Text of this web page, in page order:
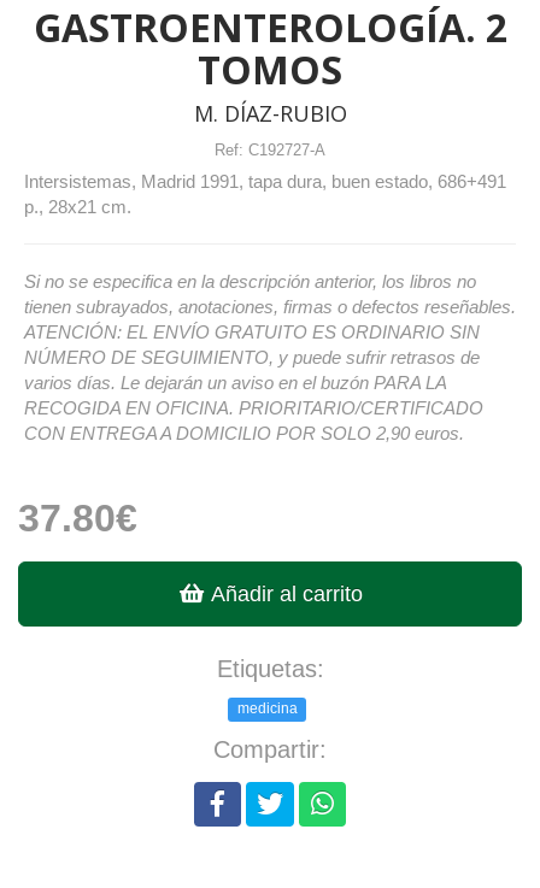
GASTROENTEROLOGÍA. 2
TOMOS
M. DÍAZ-RUBIO
Ref: C192727-A
Intersistemas, Madrid 1991, tapa dura, buen estado, 686+491
p., 28x21 cm.
Si no se especifica en la descripción anterior, los libros no
tienen subrayados, anotaciones, firmas o defectos reseñables.
ATENCIÓN: EL ENVÍO GRATUITO ES ORDINARIO SIN
NÚMERO DE SEGUIMIENTO, y puede sufrir retrasos de
varios días. Le dejarán un aviso en el buzón PARA LA
RECOGIDA EN OFICINA. PRIORITARIO/CERTIFICADO
CON ENTREGA A DOMICILIO POR SOLO 2,90 euros.
37.80€
Añadir al carrito
Etiquetas:
medicina
Compartir: